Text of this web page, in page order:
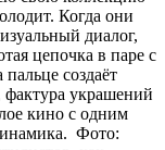
Когда они
диалог,
цепочка в паре с
создаёт
фактура украшений
кино с одним
Фото: